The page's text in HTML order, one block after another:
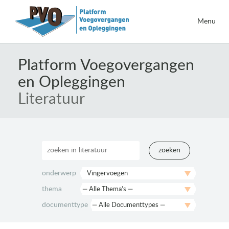
Menu
springen
Platform Voegovergangen
en Opleggingen
Literatuur
zoeken
onderwerp
thema
documenttype